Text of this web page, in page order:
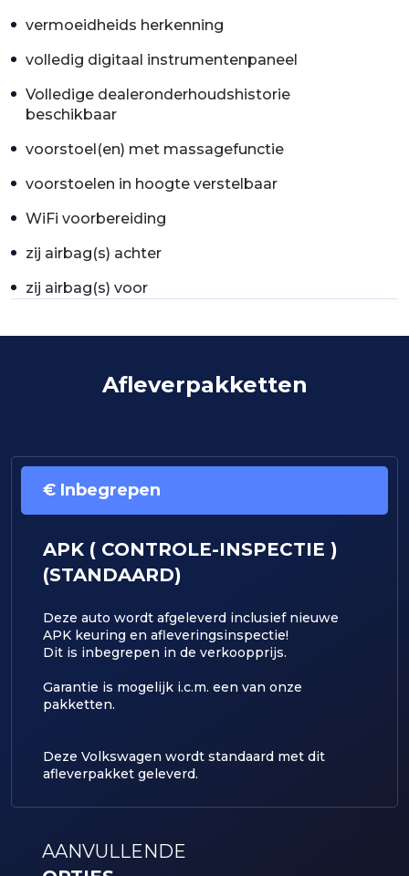
vermoeidheids herkenning
volledig digitaal instrumentenpaneel
Volledige dealeronderhoudshistorie
beschikbaar
voorstoel(en) met massagefunctie
voorstoelen in hoogte verstelbaar
WiFi voorbereiding
zij airbag(s) achter
zij airbag(s) voor
Afleverpakketten
€ Inbegrepen
APK ( CONTROLE-INSPECTIE )
(STANDAARD)
Deze auto wordt afgeleverd inclusief nieuwe
APK keuring en afleveringsinspectie!
Dit is inbegrepen in de verkoopprijs.
​Garantie is mogelijk i.c.m. een van onze
pakketten.
Deze Volkswagen wordt standaard met dit
afleverpakket geleverd.
AANVULLENDE